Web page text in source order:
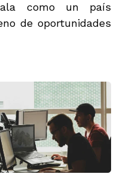
como un país
de oportunidades